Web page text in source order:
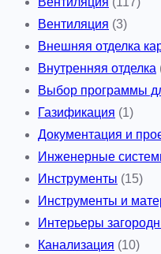
Вентиляция (3)
Внешняя отделка
Внутренняя отделка
Выбор программы
Газификация (1)
Документация и
Инженерные
Инструменты (15)
Инструменты и
Интерьеры
Канализация (10)